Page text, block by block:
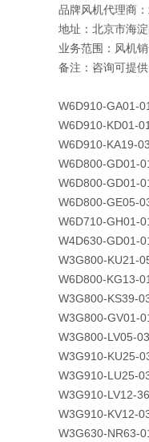
品牌风机代理商
地址：北京市海
业务范围：风机
备注：咨询可提
W6D910-GA01-
W6D910-KD01-
W6D910-KA19-
W6D800-GD01-
W6D800-GD01-
W6D800-GE05-
W6D710-GH01-
W4D630-GD01-
W3G800-KU21-
W6D800-KG13-
W3G800-KS39-
W3G800-GV01-
W3G800-LV05-
W3G910-KU25-
W3G910-LU25-
W3G910-LV12-
W3G910-KV12-
W3G630-NR63-